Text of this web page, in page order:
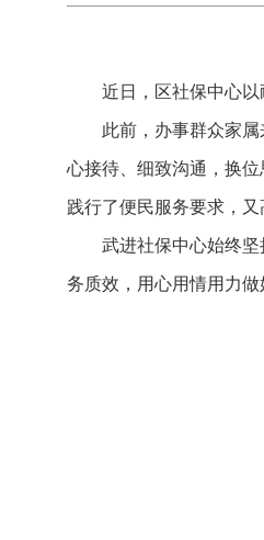
近日，区社保中心
此前，办事群众家
心接待、细致沟通，换
践行了便民服务要求，又
武进社保中心始终
务质效，用心用情用力做